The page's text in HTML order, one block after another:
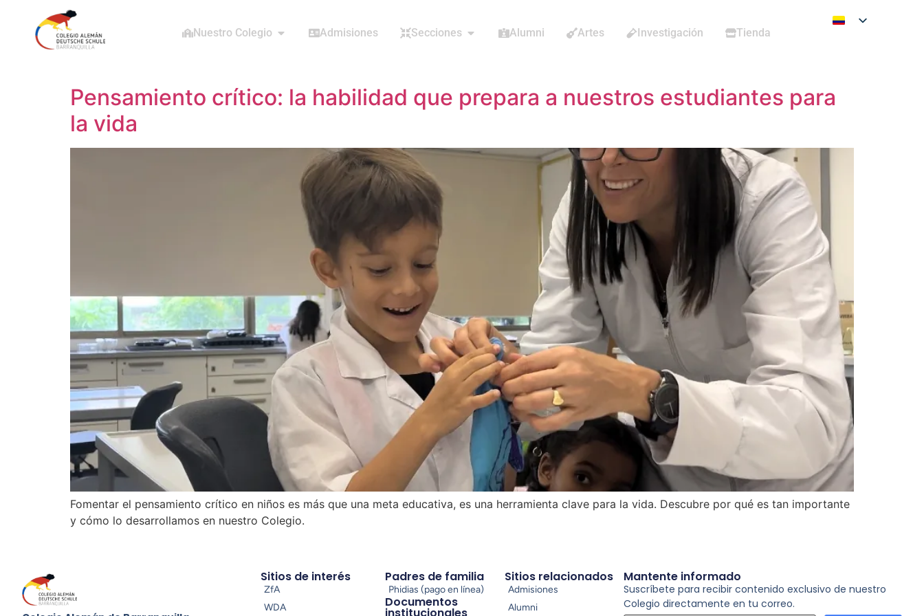
Nuestro Colegio Admisiones Secciones Alumni Artes Investigación Tienda
Pensamiento crítico: la habilidad que prepara a nuestros estudiantes para
la vida
Fomentar el pensamiento crítico en niños es más que una meta educativa, es una herramienta clave para la vida. Descubre por qué es tan importante
y cómo lo desarrollamos en nuestro Colegio.
Sitios de interés
ZfA
WDA
Padres de familia
Phidias (pago en línea)
Documentos
Sitios relacionados
Admisiones
Alumni
Mantente informado
Suscríbete para recibir contenido exclusivo de nuestro
Colegio directamente en tu correo.